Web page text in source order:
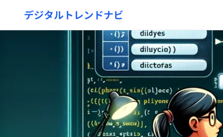
デジタルトレンドナビ